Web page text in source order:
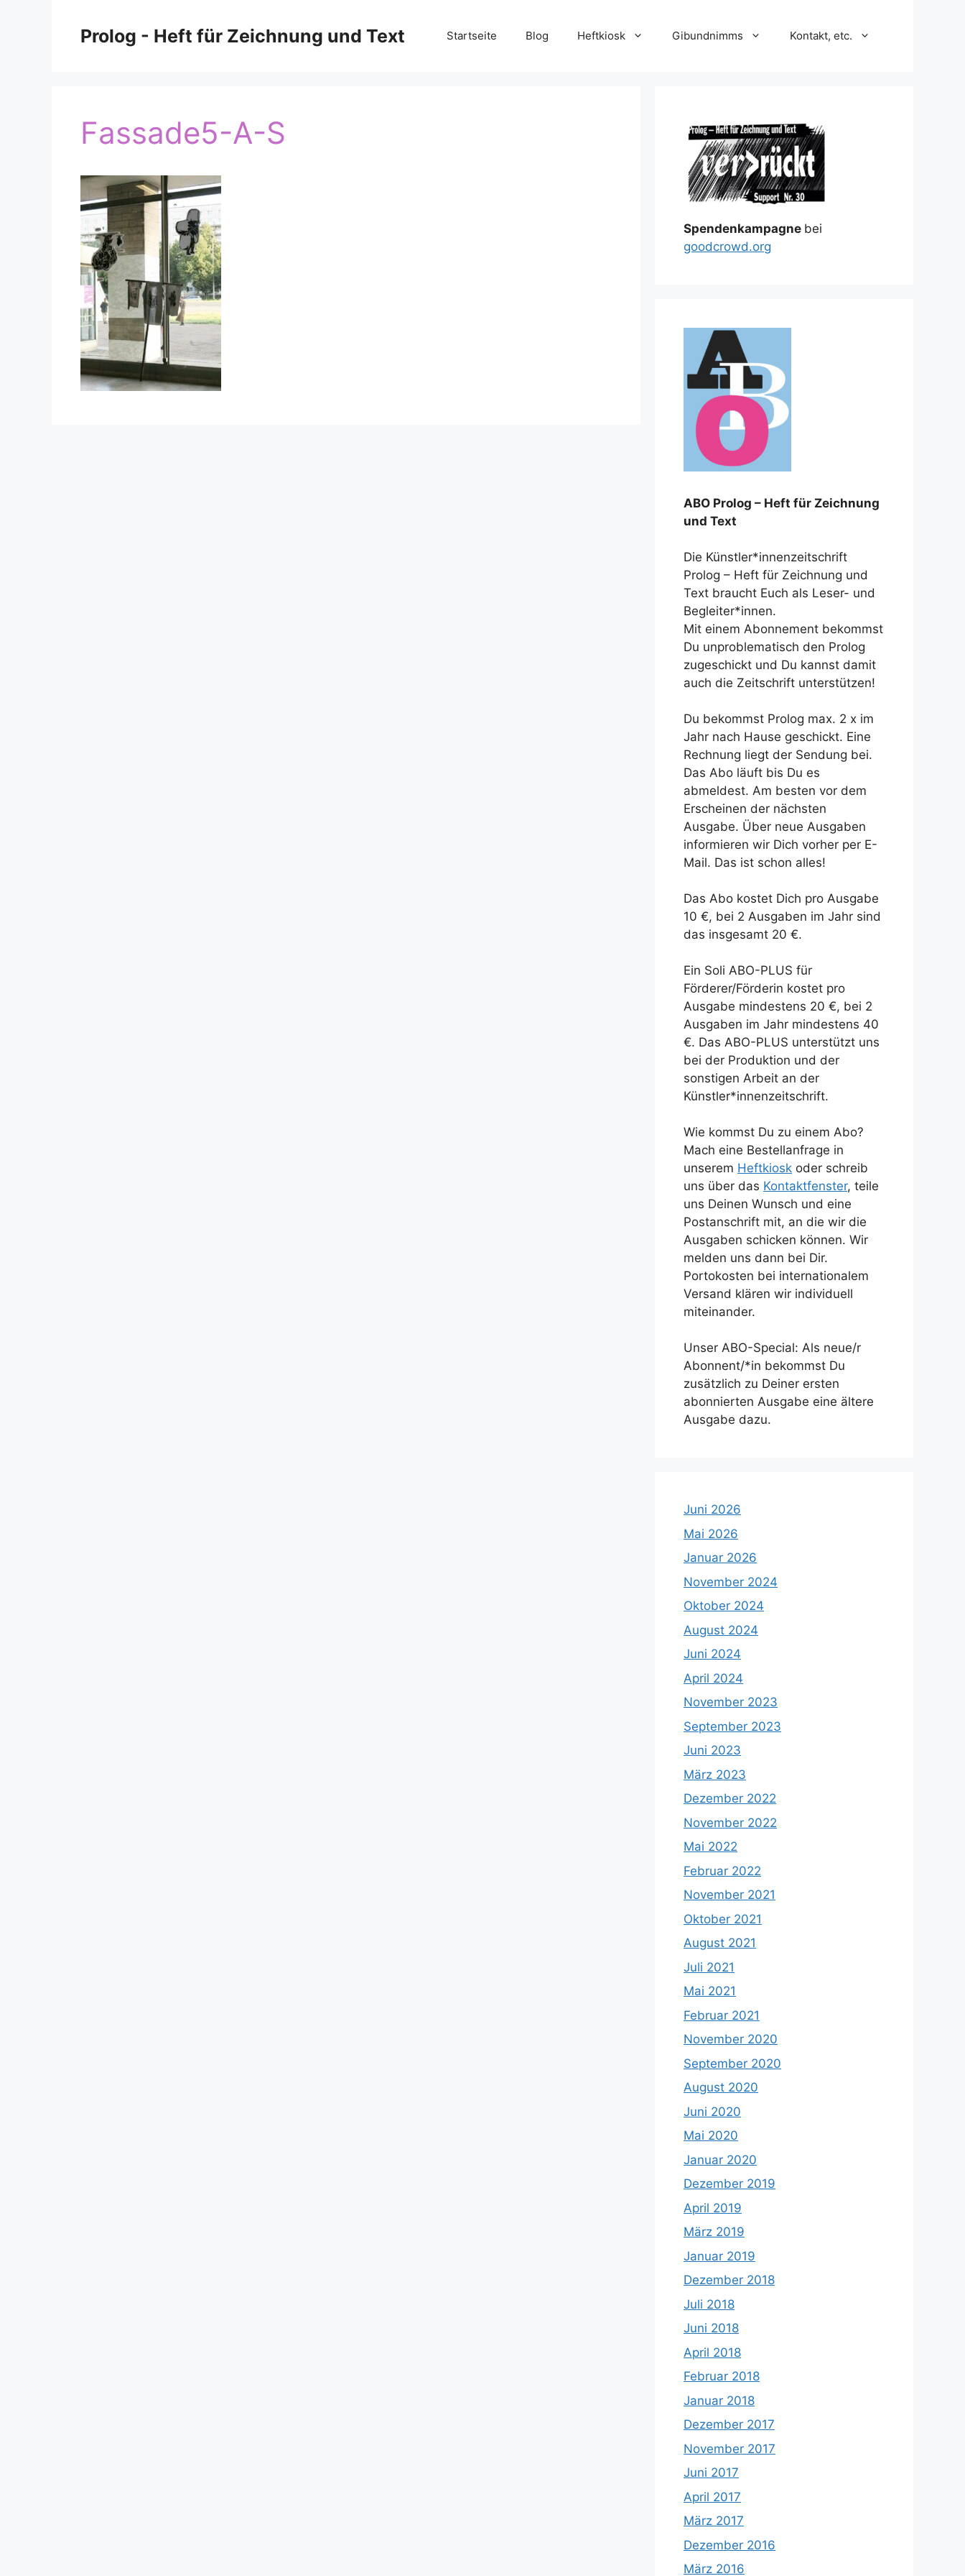
Prolog - Heft für Zeichnung und Text Startseite Blog Heftkiosk Gibundnimms Kontakt, etc.
Fassade5-A-S
Spendenkampagne bei
goodcrowd.org
ABO Prolog – Heft für Zeichnung
und Text
Die Künstler*innenzeitschrift
Prolog – Heft für Zeichnung und
Text braucht Euch als Leser- und
Begleiter*innen.
Mit einem Abonnement bekommst
Du unproblematisch den Prolog
zugeschickt und Du kannst damit
auch die Zeitschrift unterstützen!
Du bekommst Prolog max. 2 x im
Jahr nach Hause geschickt. Eine
Rechnung liegt der Sendung bei.
Das Abo läuft bis Du es
abmeldest. Am besten vor dem
Erscheinen der nächsten
Ausgabe. Über neue Ausgaben
informieren wir Dich vorher per E-
Mail. Das ist schon alles!
Das Abo kostet Dich pro Ausgabe
10 €, bei 2 Ausgaben im Jahr sind
das insgesamt 20 €.
Ein Soli ABO-PLUS für
Förderer/Förderin kostet pro
Ausgabe mindestens 20 €, bei 2
Ausgaben im Jahr mindestens 40
€. Das ABO-PLUS unterstützt uns
bei der Produktion und der
sonstigen Arbeit an der
Künstler*innenzeitschrift.
Wie kommst Du zu einem Abo?
Mach eine Bestellanfrage in
unserem Heftkiosk oder schreib
uns über das Kontaktfenster, teile
uns Deinen Wunsch und eine
Postanschrift mit, an die wir die
Ausgaben schicken können. Wir
melden uns dann bei Dir.
Portokosten bei internationalem
Versand klären wir individuell
miteinander.
Unser ABO-Special: Als neue/r
Abonnent/*in bekommst Du
zusätzlich zu Deiner ersten
abonnierten Ausgabe eine ältere
Ausgabe dazu.
Juni 2026
Mai 2026
Januar 2026
November 2024
Oktober 2024
August 2024
Juni 2024
April 2024
November 2023
September 2023
Juni 2023
März 2023
Dezember 2022
November 2022
Mai 2022
Februar 2022
November 2021
Oktober 2021
August 2021
Juli 2021
Mai 2021
Februar 2021
November 2020
September 2020
August 2020
Juni 2020
Mai 2020
Januar 2020
Dezember 2019
April 2019
März 2019
Januar 2019
Dezember 2018
Juli 2018
Juni 2018
April 2018
Februar 2018
Januar 2018
Dezember 2017
November 2017
Juni 2017
April 2017
März 2017
Dezember 2016
März 2016